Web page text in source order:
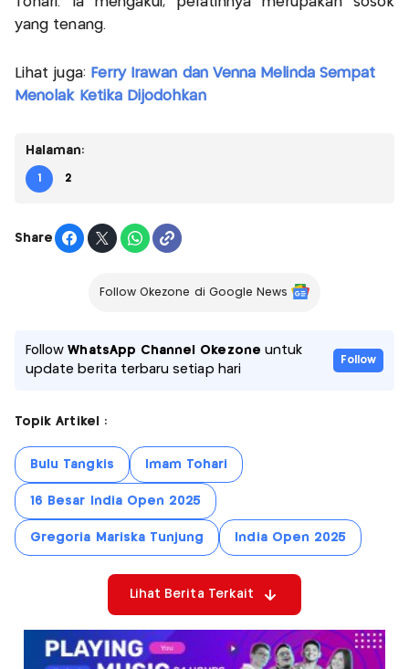
yang tenang.
Lihat juga: Ferry Irawan dan Venna Melinda Sempat
Menolak Ketika Dijodohkan
Halaman:
1 2
Share
Follow Okezone di Google News
FollowWhatsApp Channel Okezone untuk
update berita terbaru setiap hari
Follow
Topik Artikel :
Bulu Tangkis Imam Tohari
16 Besar India Open 2025
Gregoria Mariska Tunjung India Open 2025
Lihat Berita Terkait